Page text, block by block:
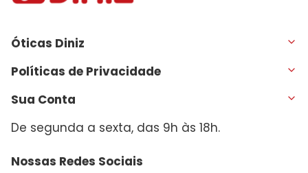
Óticas Diniz
Políticas de Privacidade
Sua Conta
De segunda a sexta, das 9h às 18h.
Nossas Redes Sociais